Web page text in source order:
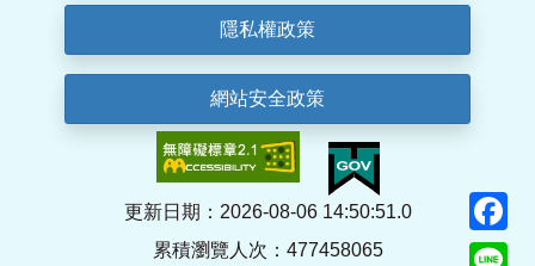
隱私權政策
網站安全政策
更新日期：2026-08-06 14:50:51.0
累積瀏覽人次：477458065